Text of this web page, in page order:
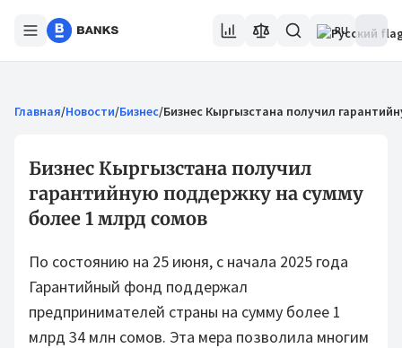
RU
Главная/Новости/Бизнес/Бизнес Кыргызстана получил
Бизнес Кыргызстана получил
гарантийную поддержку на сумму
более 1 млрд сомов
По состоянию на 25 июня, с начала 2025 года
Гарантийный фонд поддержал
предпринимателей страны на сумму более 1
млрд 34 млн сомов. Эта мера позволила многим